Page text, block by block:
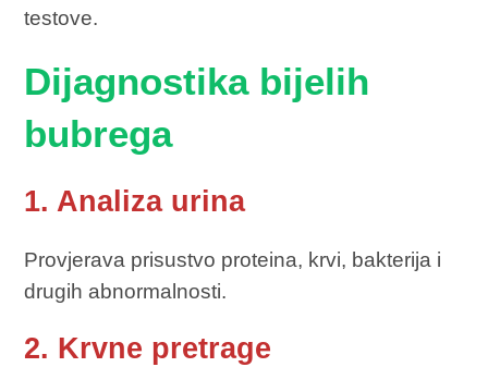
testove.
Dijagnostika bijelih
bubrega
1. Analiza urina
Provjerava prisustvo proteina, krvi, bakterija i
drugih abnormalnosti.
2. Krvne pretrage